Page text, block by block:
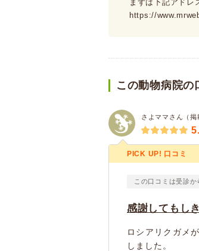
まずは下記アドレ
https://
この動物病院の
さよママさん（掲
PICK UP! 口コミ
この口コミは受診か
感謝してもし
ロシアリクガメ
しました。